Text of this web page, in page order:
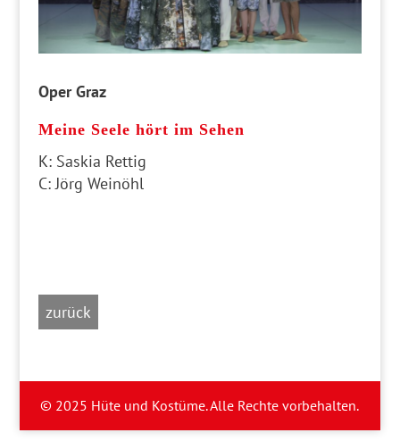
Oper Graz
Meine Seele hört im Sehen
K: Saskia Rettig
C: Jörg Weinöhl
zurück
© 2025 Hüte und Kostüme. Alle Rechte vorbehalten.